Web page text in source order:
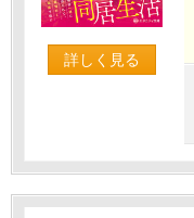
詳しく見る